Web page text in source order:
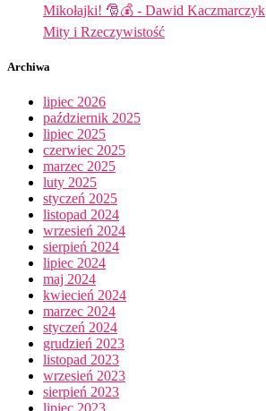
Mikołajki! 🎅💰 - Dawid Kaczmarczyk
Mity i Rzeczywistość
Archiwa
lipiec 2026
październik 2025
lipiec 2025
czerwiec 2025
marzec 2025
luty 2025
styczeń 2025
listopad 2024
wrzesień 2024
sierpień 2024
lipiec 2024
maj 2024
kwiecień 2024
marzec 2024
styczeń 2024
grudzień 2023
listopad 2023
wrzesień 2023
sierpień 2023